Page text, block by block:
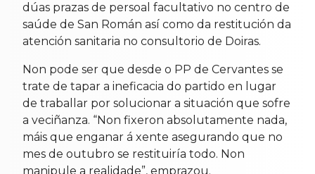
dúas prazas de persoal facultativo no centro de
saúde de San Román así como da restitución da
atención sanitaria no consultorio de Doiras.
Non pode ser que desde o PP de Cervantes se
trate de tapar a ineficacia do partido en lugar
de traballar por solucionar a situación que sofre
a veciñanza. “Non fixeron absolutamente nada,
máis que enganar á xente asegurando que no
mes de outubro se restituiría todo. Non
manipule a realidade”, emprazou.